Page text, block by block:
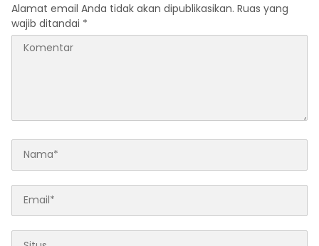
Alamat email Anda tidak akan dipublikasikan. Ruas yang
wajib ditandai *